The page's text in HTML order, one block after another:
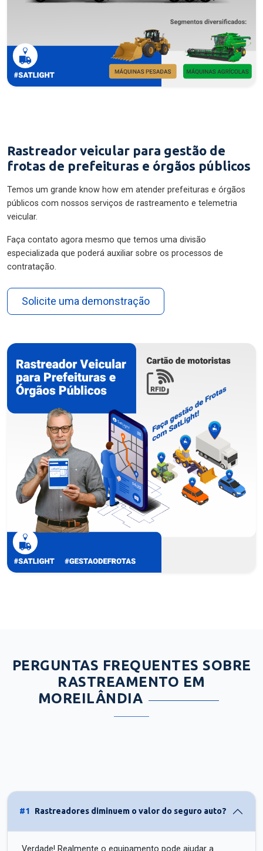
Rastreador veicular para gestão de
frotas de prefeituras e órgãos públicos
Temos um grande know how em atender prefeituras e órgãos
públicos com nossos serviços de rastreamento e telemetria
veicular.
Faça contato agora mesmo que temos uma divisão
especializada que poderá auxiliar sobre os processos de
contratação.
Solicite uma demonstração
PERGUNTAS FREQUENTES SOBRE
RASTREAMENTO EM
MOREILÂNDIA
#1 Rastreadores diminuem o valor do seguro auto?
Verdade! Realmente o equipamento pode ajudar a